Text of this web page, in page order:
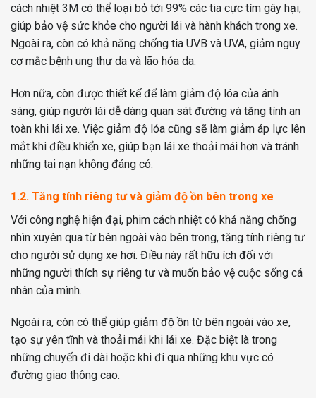
cách nhiệt 3M có thể loại bỏ tới 99% các tia cực tím gây hại,
giúp bảo vệ sức khỏe cho người lái và hành khách trong xe.
Ngoài ra, còn có khả năng chống tia UVB và UVA, giảm nguy
cơ mắc bệnh ung thư da và lão hóa da.
Hơn nữa, còn được thiết kế để làm giảm độ lóa của ánh
sáng, giúp người lái dễ dàng quan sát đường và tăng tính an
toàn khi lái xe. Việc giảm độ lóa cũng sẽ làm giảm áp lực lên
mắt khi điều khiển xe, giúp bạn lái xe thoải mái hơn và tránh
những tai nạn không đáng có.
1.2. Tăng tính riêng tư và giảm độ ồn bên trong xe
Với công nghệ hiện đại, phim cách nhiệt có khả năng chống
nhìn xuyên qua từ bên ngoài vào bên trong, tăng tính riêng tư
cho người sử dụng xe hơi. Điều này rất hữu ích đối với
những người thích sự riêng tư và muốn bảo vệ cuộc sống cá
nhân của mình.
Ngoài ra, còn có thể giúp giảm độ ồn từ bên ngoài vào xe,
tạo sự yên tĩnh và thoải mái khi lái xe. Đặc biệt là trong
những chuyến đi dài hoặc khi đi qua những khu vực có
đường giao thông cao.